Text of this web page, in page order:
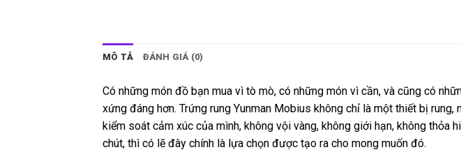
MÔ TẢ ĐÁNH GIÁ (0)
Có những món đồ bạn mua vì tò mò, có những món vì cần, và cũng có
xứng đáng hơn. Trứng rung Yunman Mobius không chỉ là một thiết bị
kiểm soát cảm xúc của mình, không vội vàng, không giới hạn, không
chút, thì có lẽ đây chính là lựa chọn được tạo ra cho mong muốn đó.